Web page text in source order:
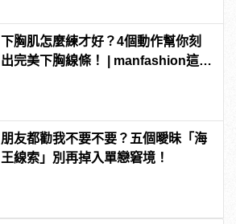
下胸肌怎麼練才好？4個動作幫你刻
出完美下胸線條！ | manfashion這樣
朋友都勸我不要不要？五個曖昧「海
王線索」別再掉入單戀窘境！